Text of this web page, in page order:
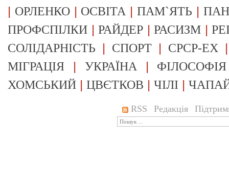
| ОРЛЕНКО| ОСВІТА |ПАМ`ЯТЬ |
ПРОФСПІЛКИ |РАЙДЕР |РАСИЗМ |
СОЛІДАРНІСТЬ | СПОРТ | СРСР-EX
МІГРАЦІЯ | УКРАЇНА | ФІЛОСОФІЯ
ХОМСЬКИЙ | ЦВЄТКОВ | ЧІЛІ |
RSS Редакція